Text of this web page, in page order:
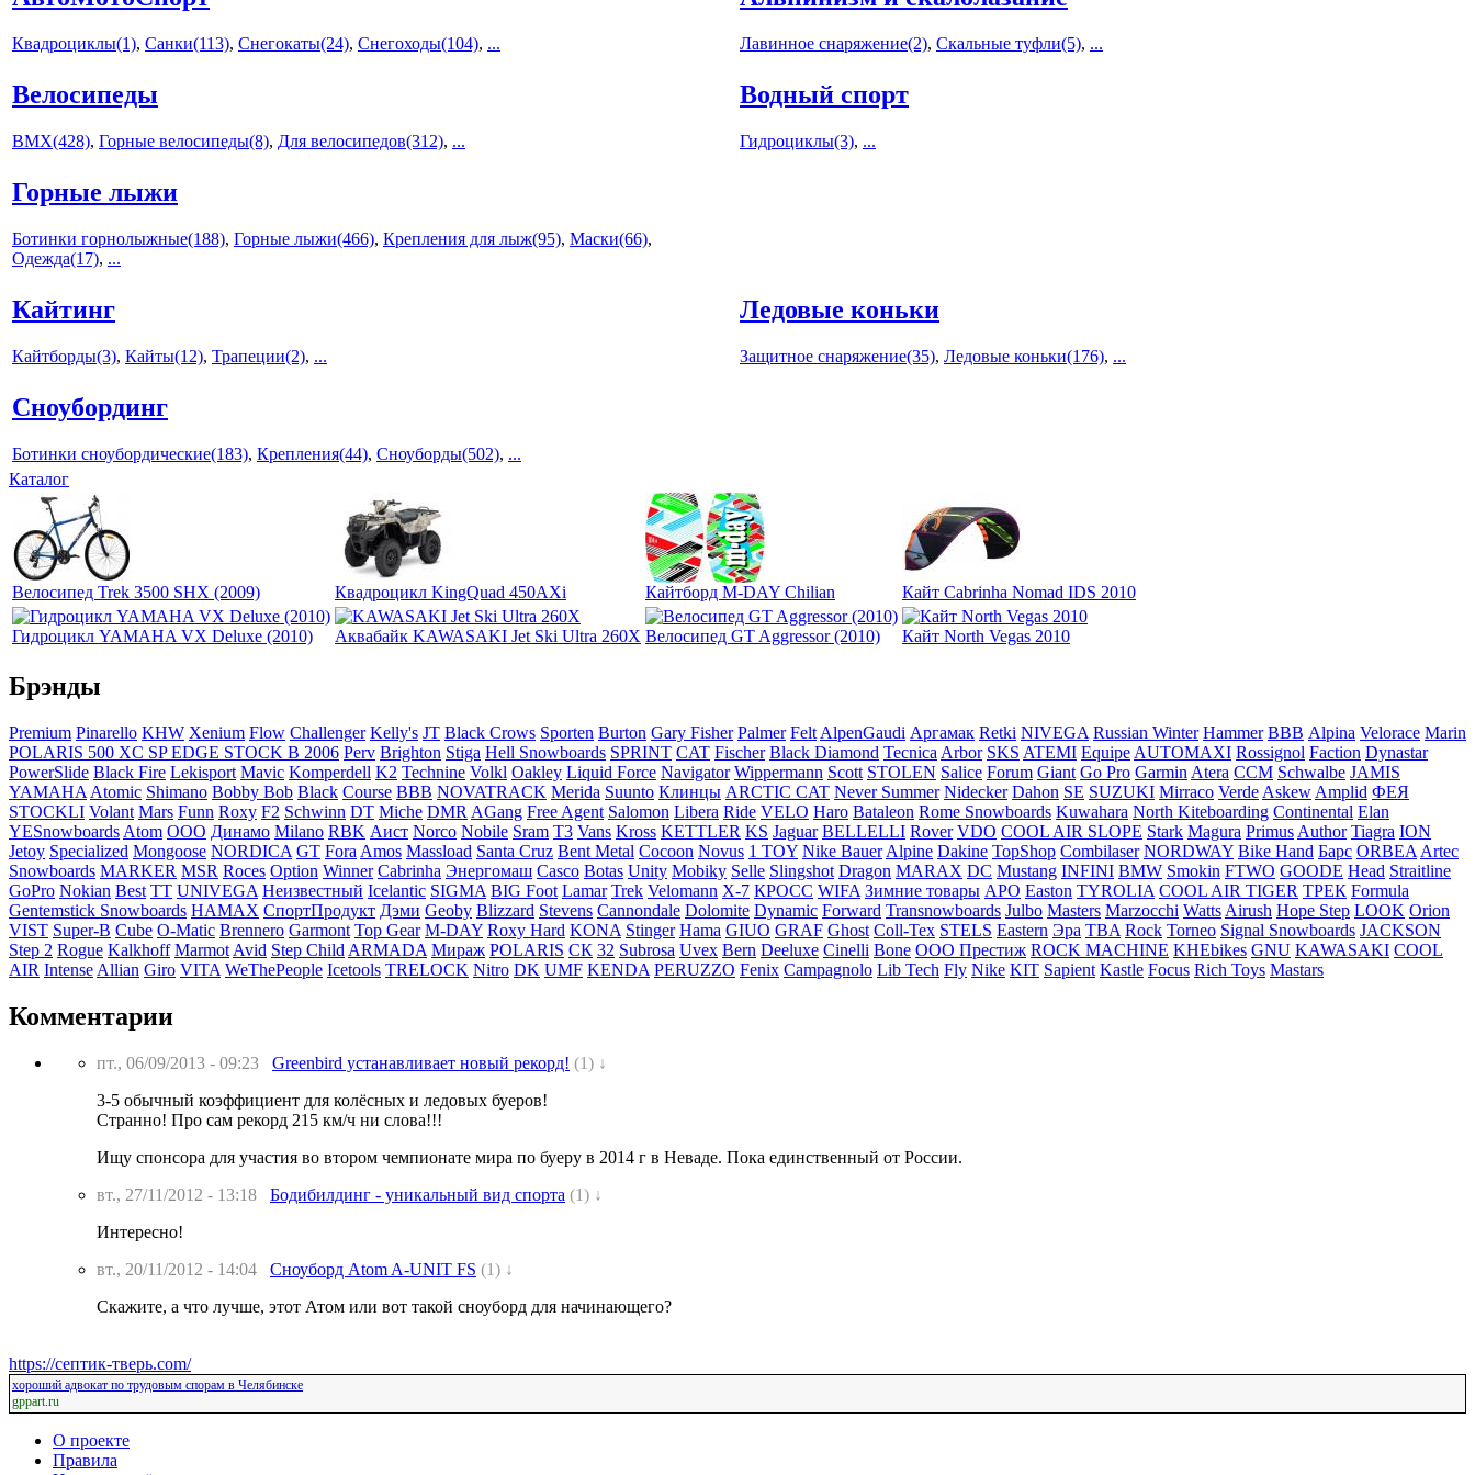
Квадроциклы(1), Санки(113), Снегокаты(24), Снегоходы(104), ... Лавинное снаряжение(2), Скальные туфли(5), ...
Велосипеды
BMX(428), Горные велосипеды(8), Для велосипедов(312), ...
Водный спорт
Гидроциклы(3), ...
Горные лыжи
Ботинки горнолыжные(188), Горные лыжи(466), Крепления для лыж(95), Маски(66),
Одежда(17), ...
Кайтинг
Кайтборды(3), Кайты(12), Трапеции(2), ...
Ледовые коньки
Защитное снаряжение(35), Ледовые коньки(176), ...
Сноубординг
Ботинки сноубордические(183), Крепления(44), Сноуборды(502), ...
Каталог
Велосипед Trek 3500 SHX (2009) Квадроцикл KingQuad 450AXi Кайтборд M-DAY Chilian Кайт Cabrinha Nomad IDS 2010
Гидроцикл YAMAHA VX Deluxe (2010) Аквабайк KAWASAKI Jet Ski Ultra 260X Велосипед GT Aggressor (2010) Кайт North Vegas 2010
Брэнды
Premium Pinarello KHW Xenium Flow Challenger Kelly's JT Black Crows Sporten Burton Gary Fisher Palmer Felt AlpenGaudi Аргамак Retki NIVEGA Russian Winter Hammer ВВВ Alpina Velorace Marin
POLARIS 500 XC SP EDGE STOCK B 2006 Perv Brighton Stiga Hell Snowboards SPRINT CAT Fischer Black Diamond Tecnica Arbor SKS ATEMI Equipe AUTOMAXI Rossignol Faction Dynastar
PowerSlide Black Fire Lekisport Mavic Komperdell K2 Technine Volkl Oakley Liquid Force Navigator Wippermann Scott STOLEN Salice Forum Giant Go Pro Garmin Atera CCM Schwalbe JAMIS
YAMAHA Atomic Shimano Bobby Bob Black Course BBB NOVATRACK Merida Suunto Клинцы ARCTIC CAT Never Summer Nidecker Dahon SE SUZUKI Mirraco Verde Askew Amplid ФЕЯ
STOCKLI Volant Mars Funn Roxy F2 Schwinn DT Miche DMR AGang Free Agent Salomon Libera Ride VELO Haro Bataleon Rome Snowboards Kuwahara North Kiteboarding Continental Elan
YESnowboards Atom ООО Динамо Milano RBK Аист Norco Nobile Sram T3 Vans Kross KETTLER KS Jaguar BELLELLI Rover VDO COOL AIR SLOPE Stark Magura Primus Author Tiagra ION
Jetoy Specialized Mongoose NORDICA GT Fora Amos Massload Santa Cruz Bent Metal Cocoon Novus 1 TOY Nike Bauer Alpine Dakine TopShop Combilaser NORDWAY Bike Hand Барс ORBEA Artec
Snowboards MARKER MSR Roces Option Winner Cabrinha Энергомаш Casco Botas Unity Mobiky Selle Slingshot Dragon MARAX DC Mustang INFINI BMW Smokin FTWO GOODE Head Straitline
GoPro Nokian Best ТТ UNIVEGA Неизвестный Icelantic SIGMA BIG Foot Lamar Trek Velomann X-7 КРОСС WIFA Зимние товары APO Easton TYROLIA COOL AIR TIGER ТРЕК Formula
Gentemstick Snowboards HAMAX СпортПродукт Дэми Geoby Blizzard Stevens Cannondale Dolomite Dynamic Forward Transnowboards Julbo Masters Marzocchi Watts Airush Hope Step LOOK Orion
VIST Super-B Cube O-Matic Brennero Garmont Top Gear M-DAY Roxy Hard KONA Stinger Hama GIUO GRAF Ghost Coll-Tex STELS Eastern Эра TBA Rock Torneo Signal Snowboards JACKSON
Step 2 Rogue Kalkhoff Marmot Avid Step Child ARMADA Мираж POLARIS СК 32 Subrosa Uvex Bern Deeluxe Cinelli Bone ООО Престиж ROCK MACHINE KHEbikes GNU KAWASAKI COOL
AIR Intense Allian Giro VITA WeThePeople Icetools TRELOCK Nitro DK UMF KENDA PERUZZO Fenix Campagnolo Lib Tech Fly Nike KIT Sapient Kastle Focus Rich Toys Mastars
Комментарии
пт., 06/09/2013 - 09:23 Greenbird устанавливает новый рекорд! (1) ↓
3-5 обычный коэффициент для колёсных и ледовых буеров!
Странно! Про сам рекорд 215 км/ч ни слова!!!
Ищу спонсора для участия во втором чемпионате мира по буеру в 2014 г в Неваде. Пока единственный от России.
вт., 27/11/2012 - 13:18
Бодибилдинг - уникальный вид спорта (1) ↓
Интересно!
вт., 20/11/2012 - 14:04
Сноуборд Atom A-UNIT FS (1) ↓
Скажите, а что лучше, этот Атом или вот такой сноуборд для начинающего?
https://септик-тверь.com/
хороший адвокат по трудовым спорам в Челябинске
gppart.ru
О проекте
Правила